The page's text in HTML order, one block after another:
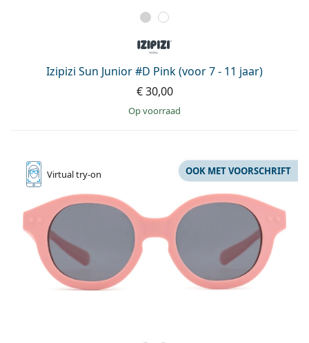
Izipizi Sun Junior #D Pink (voor 7 - 11 jaar)
€ 30,00
op voorraad
Virtualtry-on OOK MET VOORSCHRIFT